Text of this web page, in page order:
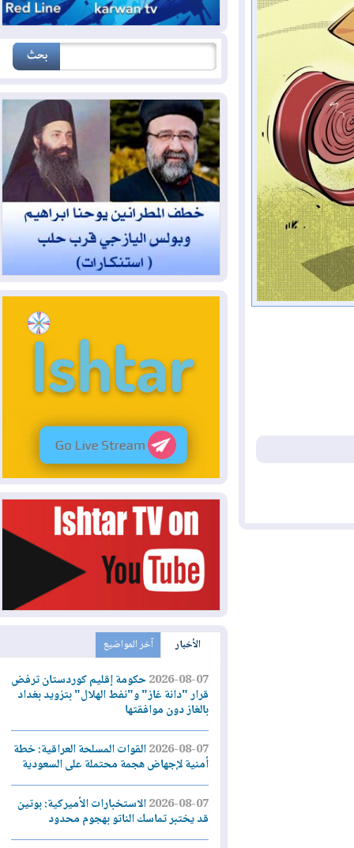
الأخبار آخر المواضيع
2026-08-07حكومة إقليم كوردستان ترفض
قرار "دانة غاز" و"نفط الهلال" بتزويد بغداد
بالغاز دون موافقتها
2026-08-07القوات المسلحة العراقية: خطة
أمنية لإجهاض هجمة محتملة على السعودية
2026-08-07الاستخبارات الأميركية: بوتين
قد يختبر تماسك الناتو بهجوم محدود